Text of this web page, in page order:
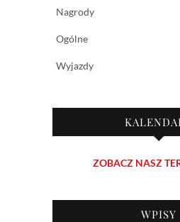
Nagrody
Ogólne
Wyjazdy
ZOBACZ NASZ
WPISY